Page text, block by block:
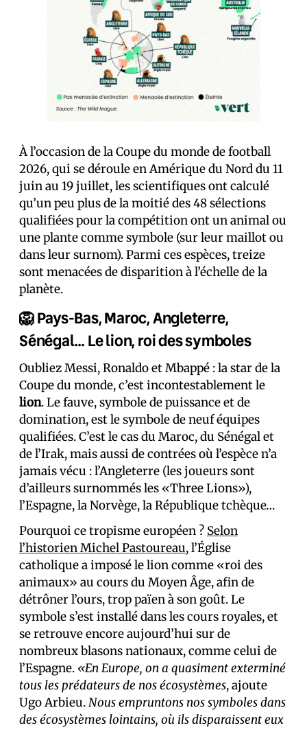
À l’occasion de la Coupe du monde de football
2026, qui se déroule en Amérique du Nord du 11
juin au 19 juillet, les scientifiques ont calculé
qu’un peu plus de la moitié des 48 sélections
qualifiées pour la compétition ont un animal ou
une plante comme symbole (sur leur maillot ou
dans leur surnom). Parmi ces espèces, treize
sont menacées de disparition à l’échelle de la
planète.
🦁 Pays-Bas, Maroc, Angleterre,
Sénégal… Le lion, roi des symboles
Oubliez Messi, Ronaldo et Mbappé : la star de la
Coupe du monde, c’est incontestablement le
lion. Le fauve, symbole de puissance et de
domination, est le symbole de neuf équipes
qualifiées. C’est le cas du Maroc, du Sénégal et
de l’Irak, mais aussi de contrées où l’espèce n’a
jamais vécu : l’Angleterre (les joueurs sont
d’ailleurs surnommés les «Three Lions»),
l’Espagne, la Norvège, la République tchèque…
Pourquoi ce tropisme européen ? Selon
l’historien Michel Pastoureau, l’Église
catholique a imposé le lion comme «roi des
animaux» au cours du Moyen Âge, afin de
détrôner l’ours, trop païen à son goût. Le
symbole s’est installé dans les cours royales, et
se retrouve encore aujourd’hui sur de
nombreux blasons nationaux, comme celui de
l’Espagne. «En Europe, on a quasiment exterminé
tous les prédateurs de nos écosystèmes, ajoute
Ugo Arbieu.Nous empruntons nos symboles dans
des écosystèmes lointains, où ils disparaissent eux